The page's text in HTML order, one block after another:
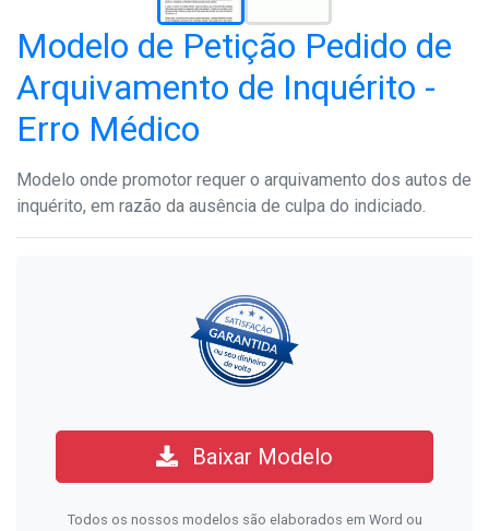
Modelo de Petição Pedido de
Arquivamento de Inquérito -
Erro Médico
Modelo onde promotor requer o arquivamento dos autos de
inquérito, em razão da ausência de culpa do indiciado.
Baixar Modelo
Todos os nossos modelos são elaborados em Word ou